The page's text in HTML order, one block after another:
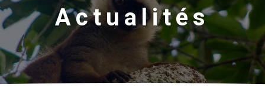
Actualités